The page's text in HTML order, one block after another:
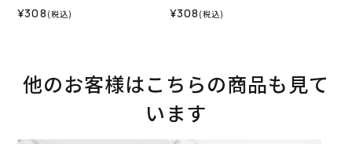
¥308 (税込) ¥308 (税込)
他のお客様はこちらの商品も見て
います